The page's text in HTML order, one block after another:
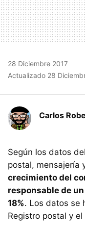
28 Diciembre 2017
Actualizado 28
Carlos
Según los datos del
postal, mensajería
crecimiento del
responsable de
18%. Los datos se
Registro postal y el